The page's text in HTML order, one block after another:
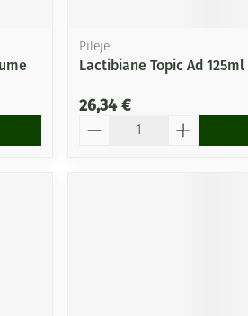
Pileje
Lactibiane Topic Ad 125ml
26,34 €